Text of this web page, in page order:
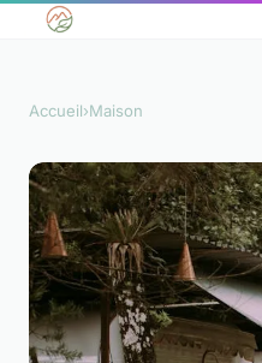
Accueil›Maison